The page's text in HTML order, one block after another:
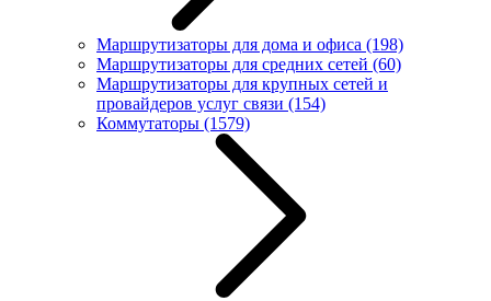
Маршрутизаторы для дома и офиса (198)
Маршрутизаторы для средних сетей (60)
Маршрутизаторы для крупных сетей и
провайдеров услуг связи (154)
Коммутаторы (1579)